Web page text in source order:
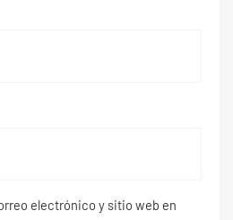
electrónico y sitio web en